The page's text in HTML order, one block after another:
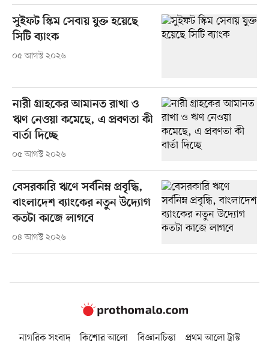
সুইফট স্কিম সেবায় যুক্ত হয়েছে
সিটি ব্যাংক
০৫ আগস্ট ২০২৬
নারী গ্রাহকের আমানত রাখা ও
ঋণ নেওয়া কমেছে, এ প্রবণতা কী
বার্তা দিচ্ছে
০৫ আগস্ট ২০২৬
বেসরকারি ঋণে সর্বনিম্ন প্রবৃদ্ধি,
বাংলাদেশ ব্যাংকের নতুন উদ্যোগ
কতটা কাজে লাগবে
০৪ আগস্ট ২০২৬
নাগরিক সংবাদ কিশোর আলো বিজ্ঞানচিন্তা
প্রথম আলো ট্রাস্ট